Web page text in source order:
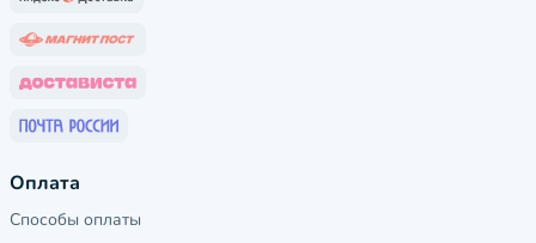
Оплата
Способы оплаты